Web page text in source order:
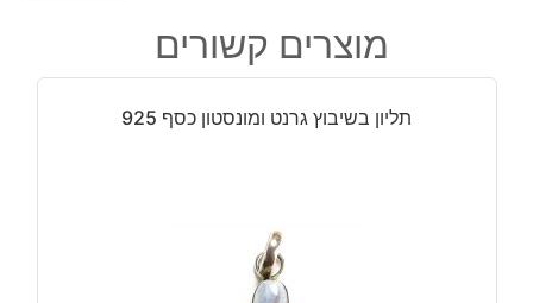
בשיבוץ
טיטניום
925
מוצרים קשורים
תליון בשיבוץ גרנט ומונסטון כסף 925